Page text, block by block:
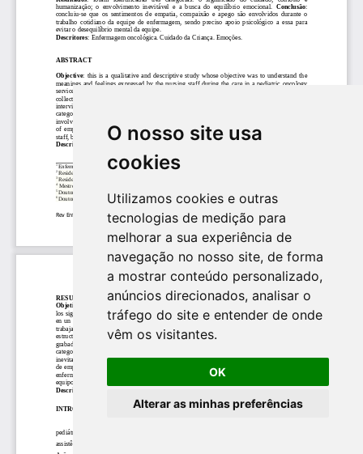
O nosso site usa
cookies
Utilizamos cookies e outras
tecnologias de medição para
melhorar a sua experiência de
navegação no nosso site, de forma
a mostrar conteúdo personalizado,
anúncios direcionados, analisar o
tráfego do site e entender de onde
vêm os visitantes.
OK
Alterar as minhas preferências